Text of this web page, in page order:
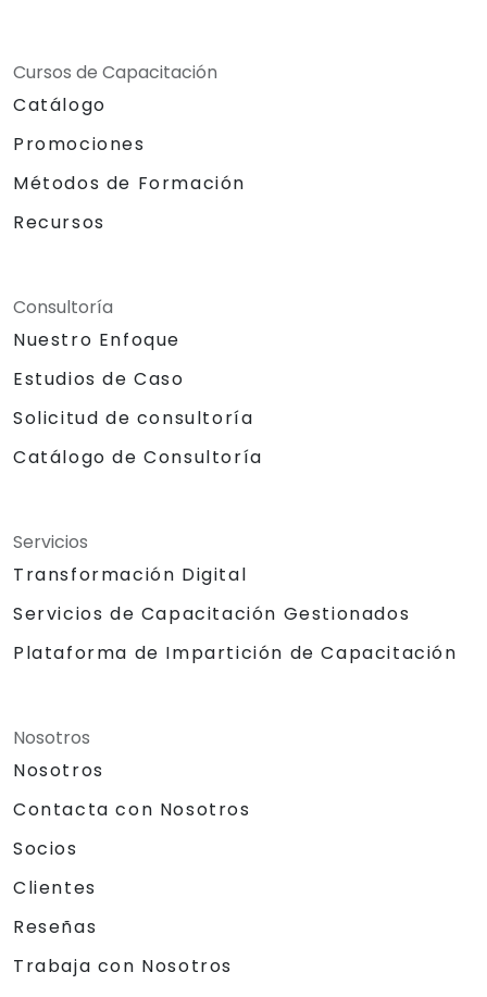
Cursos de Capacitación
Catálogo
Promociones
Métodos de Formación
Recursos
Consultoría
Nuestro Enfoque
Estudios de Caso
Solicitud de consultoría
Catálogo de Consultoría
Servicios
Transformación Digital
Servicios de Capacitación Gestionados
Plataforma de Impartición de Capacitación
Nosotros
Nosotros
Contacta con Nosotros
Socios
Clientes
Reseñas
Trabaja con Nosotros